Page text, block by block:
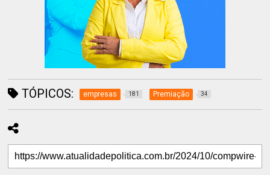
TÓPICOS: empresas 181 Premiação 34